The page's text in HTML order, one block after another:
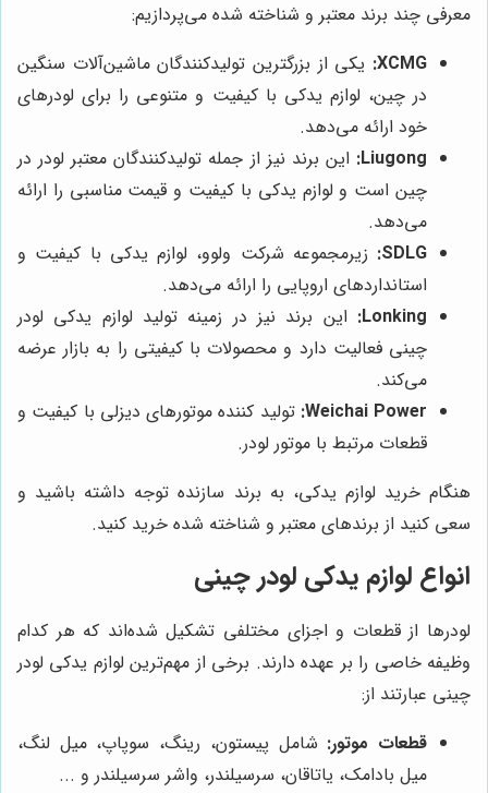
معرفی چند برند معتبر و شناخته شده می‌پردازیم:
XCMG: یکی از بزرگترین تولیدکنندگان ماشین‌آلات سنگین
در چین، لوازم یدکی با کیفیت و متنوعی را برای لودرهای
خود ارائه می‌دهد.
Liugong: این برند نیز از جمله تولیدکنندگان معتبر لودر در
چین است و لوازم یدکی با کیفیت و قیمت مناسبی را ارائه
می‌دهد.
SDLG: زیرمجموعه شرکت ولوو، لوازم یدکی با کیفیت و
استانداردهای اروپایی را ارائه می‌دهد.
Lonking: این برند نیز در زمینه تولید لوازم یدکی لودر
چینی فعالیت دارد و محصولات با کیفیتی را به بازار عرضه
می‌کند.
Weichai Power: تولید کننده موتورهای دیزلی با کیفیت و
قطعات مرتبط با موتور لودر.
هنگام خرید لوازم یدکی، به برند سازنده توجه داشته باشید و
سعی کنید از برندهای معتبر و شناخته شده خرید کنید.
انواع لوازم یدکی لودر چینی
لودرها از قطعات و اجزای مختلفی تشکیل شده‌اند که هر کدام
وظیفه خاصی را بر عهده دارند. برخی از مهم‌ترین لوازم یدکی لودر
چینی عبارتند از:
قطعات موتور: شامل پیستون، رینگ، سوپاپ، میل لنگ،
میل بادامک، یاتاقان، سرسیلندر، واشر سرسیلندر و ...